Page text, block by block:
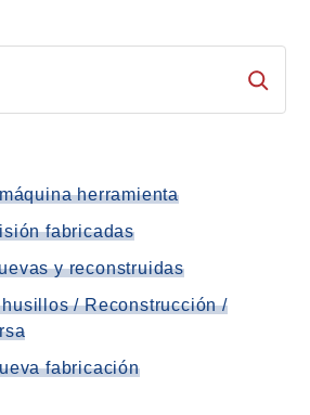
herramienta
fabricadas
y reconstruidas
/ Reconstrucción /
fabricación